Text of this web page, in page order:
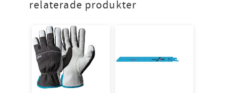
relaterade produkter